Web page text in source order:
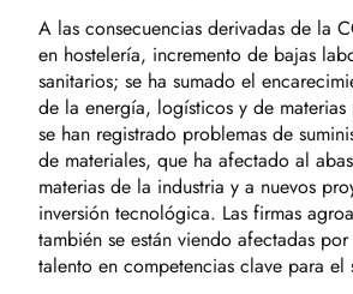
A las consecuencias derivadas de la
en hostelería, incremento de bajas
sanitarios; se ha sumado el
de la energía, logísticos y de materias
se han registrado problemas de
de materiales, que ha afectado al
materias de la industria y a nuevos
inversión tecnológica. Las firmas
también se están viendo afectadas
talento en competencias clave para el